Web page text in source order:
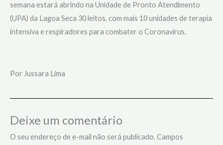
semana estará abrindo na Unidade de Pronto Atendimento
(UPA) da Lagoa Seca 30 leitos, com mais 10 unidades de terapia
intensiva e respiradores para combater o Coronavírus.
Por Jussara Lima
Deixe um comentário
O seu endereço de e-mail não será publicado.Campos